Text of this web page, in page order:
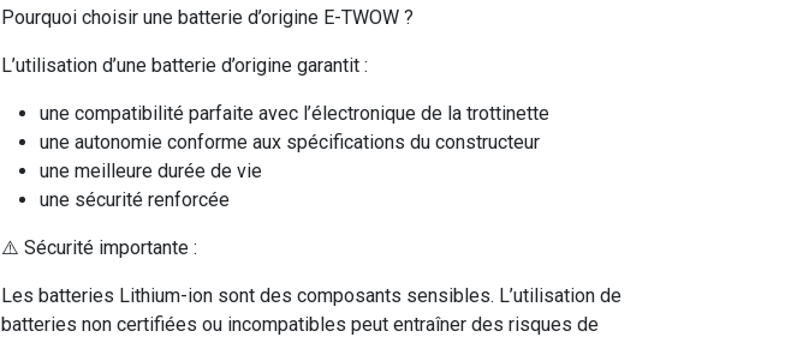
Pourquoi choisir une batterie d’origine E-TWOW ?
L’utilisation d’une batterie d’origine garantit :
une compatibilité parfaite avec l’électronique de la trottinette
une autonomie conforme aux spécifications du constructeur
une meilleure durée de vie
une sécurité renforcée
⚠️ Sécurité importante :
Les batteries Lithium-ion sont des composants sensibles. L’utilisation de
batteries non certifiées ou incompatibles peut entraîner des risques de